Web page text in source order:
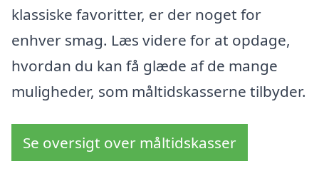
klassiske favoritter, er der noget for
enhver smag. Læs videre for at opdage,
hvordan du kan få glæde af de mange
muligheder, som måltidskasserne tilbyder.
Se oversigt over måltidskasser